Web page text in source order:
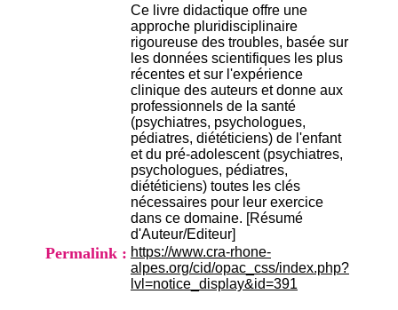
Ce livre didactique offre une
approche pluridisciplinaire
rigoureuse des troubles, basée sur
les données scientifiques les plus
récentes et sur l'expérience
clinique des auteurs et donne aux
professionnels de la santé
(psychiatres, psychologues,
pédiatres, diététiciens) de l'enfant
et du pré-adolescent (psychiatres,
psychologues, pédiatres,
diététiciens) toutes les clés
nécessaires pour leur exercice
dans ce domaine. [Résumé
d'Auteur/Editeur]
Permalink : https://www.cra-rhone-
alpes.org/cid/opac_css/index.php?
lvl=notice_display&id=391
V
i
n
a
t
i
e
r
,
b
â
t
.
2
1
1
9
5